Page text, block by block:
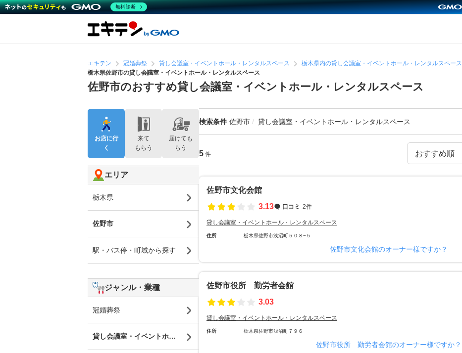
エキテン 冠婚葬祭 貸し会議室・イベントホール・レンタルスペース
栃木県内の貸し会議室・イベントホール・レンタルスペース
栃木県佐野市の貸し会議室・イベントホール・レンタルスペース
佐野市のおすすめ貸し会議室・イベントホール・レンタルスペース
検索条件 佐野市 貸し会議室・イベントホール・レンタルスペース
5 件
佐野市文化会館
3.13
口コミ 2件
貸し会議室・イベントホール・レンタルスペース
住所 栃木県佐野市浅沼町５０８−５
佐野市文化会館のオーナー様ですか？
佐野市役所 勤労者会館
3.03
貸し会議室・イベントホール・レンタルスペース
住所 栃木県佐野市浅沼町７９６
佐野市役所 勤労者会館のオーナー様ですか？
お店に行
く
来て
もらう
届けても
らう
エリア
栃木県
佐野市
駅・バス停・町域から探す
ジャンル・業種
冠婚葬祭
貸し会議室・イベントホール・レンタルスペース
無料診断